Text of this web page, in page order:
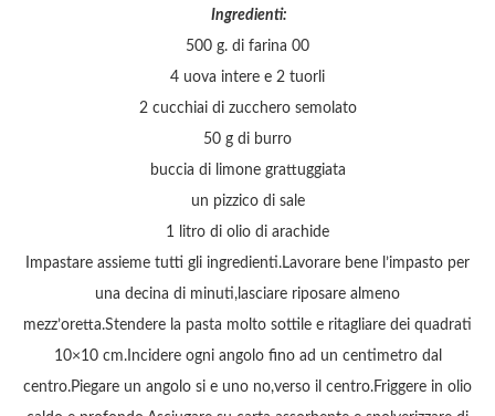
Ingredienti:
500 g. di farina 00
4 uova intere e 2 tuorli
2 cucchiai di zucchero semolato
50 g di burro
buccia di limone grattuggiata
un pizzico di sale
1 litro di olio di arachide
Impastare assieme tutti gli ingredienti.Lavorare bene l’impasto per
una decina di minuti,lasciare riposare almeno
mezz’oretta.Stendere la pasta molto sottile e ritagliare dei quadrati
10×10 cm.Incidere ogni angolo fino ad un centimetro dal
centro.Piegare un angolo si e uno no,verso il centro.Friggere in olio